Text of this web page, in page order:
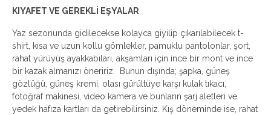
KIYAFET VE GEREKLİ EŞYALAR
Yaz sezonunda gidilecekse kolayca giyilip çıkarılabilecek t-
shirt, kısa ve uzun kollu gömlekler, pamuklu pantolonlar, şort,
rahat yürüyüş ayakkabıları, akşamları için ince bir mont ve ince
bir kazak almanızı öneririz. Bunun dışında; şapka, güneş
gözlüğü, güneş kremi, olası gürültüye karşı kulak tıkacı,
fotoğraf makinesi, video kamera ve bunların şarj aletleri ve
yedek hafıza kartları da getirebilirsiniz. Kış döneminde ise, rahat